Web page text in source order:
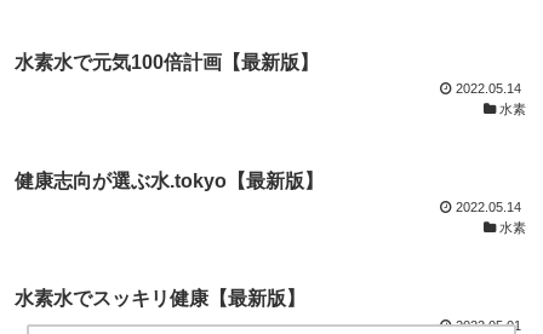
水素水で元気100倍計画【最新版】
2022.05.14
水素
健康志向が選ぶ水.tokyo【最新版】
2022.05.14
水素
水素水でスッキリ健康【最新版】
2022.05.01